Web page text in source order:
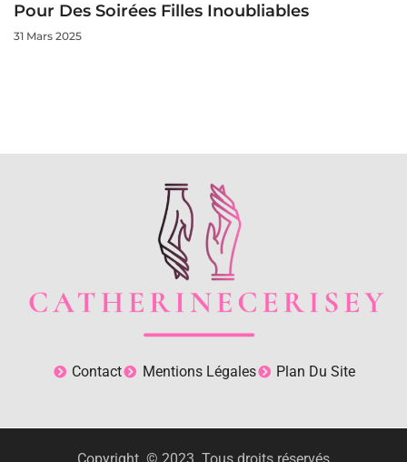
Pour Des Soirées Filles Inoubliables
31 Mars 2025
Contact Mentions Légales Plan Du Site